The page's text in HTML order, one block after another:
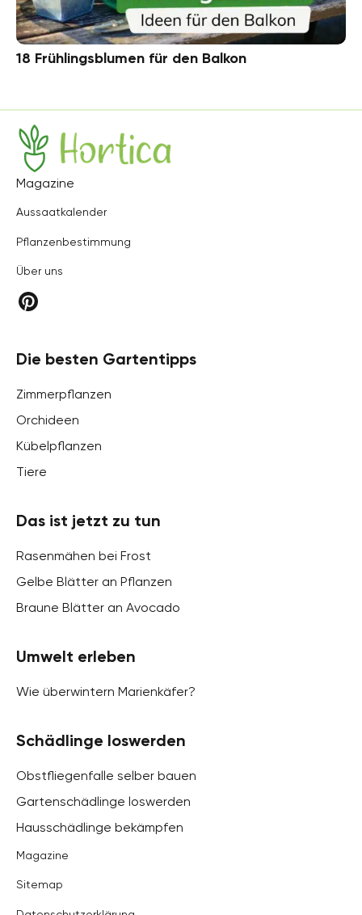
18 Frühlingsblumen für den Balkon
Hortica
Magazine
Aussaatkalender
Pflanzenbestimmung
Über uns
Die besten Gartentipps
Zimmerpflanzen
Orchideen
Kübelpflanzen
Tiere
Das ist jetzt zu tun
Rasenmähen bei Frost
Gelbe Blätter an Pflanzen
Braune Blätter an Avocado
Umwelt erleben
Wie überwintern Marienkäfer?
Schädlinge loswerden
Obstfliegenfalle selber bauen
Gartenschädlinge loswerden
Hausschädlinge bekämpfen
Magazine
Sitemap